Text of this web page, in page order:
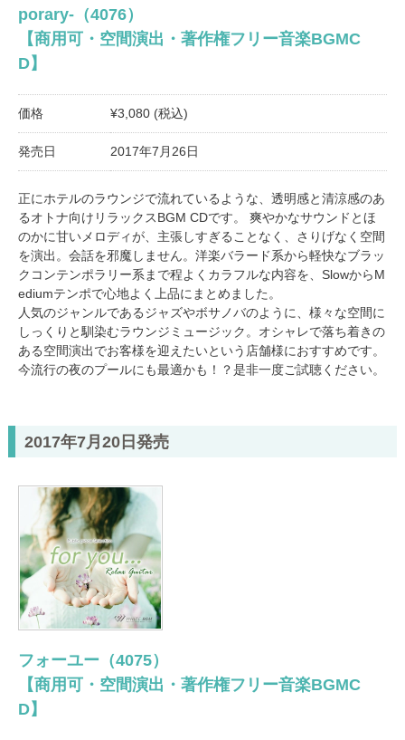
porary-（4076）
【商用可・空間演出・著作権フリー音楽BGMC
D】
価格 ¥3,080 (税込)
発売日 2017年7月26日
正にホテルのラウンジで流れているような、透明感と清涼感のあ
るオトナ向けリラックスBGM CDです。 爽やかなサウンドとほ
のかに甘いメロディが、主張しすぎることなく、さりげなく空間
を演出。会話を邪魔しません。洋楽バラード系から軽快なブラッ
クコンテンポラリー系まで程よくカラフルな内容を、SlowからM
ediumテンポで心地よく上品にまとめました。
人気のジャンルであるジャズやボサノバのように、様々な空間に
しっくりと馴染むラウンジミュージック。オシャレで落ち着きの
ある空間演出でお客様を迎えたいという店舗様におすすめです。
今流行の夜のプールにも最適かも！？是非一度ご試聴ください。
2017年7月20日発売
フォーユー（4075）
【商用可・空間演出・著作権フリー音楽BGMC
D】